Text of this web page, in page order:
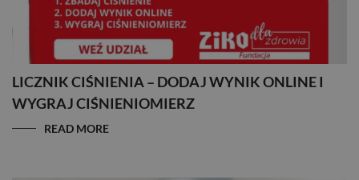
LICZNIK CIŚNIENIA – DODAJ WYNIK ONLINE I
WYGRAJ CIŚNIENIOMIERZ
READ MORE